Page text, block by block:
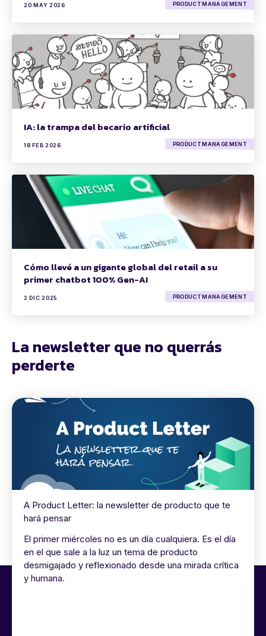
20 MAY 2026 PRODUCT MANAGEMENT
IA: la trampa del becario artificial
18 FEB 2026 PRODUCT MANAGEMENT
Cómo llevé a un gigante global del retail a su
primer chatbot 100% Gen-AI
2 DIC 2025 PRODUCT MANAGEMENT
La newsletter que no querrás
perderte
A Product Letter: la newsletter de producto que te
hará pensar
El primer miércoles no es un día cualquiera. Es el día
en el que sale a la luz un tema de producto
desmigajado y reflexionado desde una mirada crítica
y humana.